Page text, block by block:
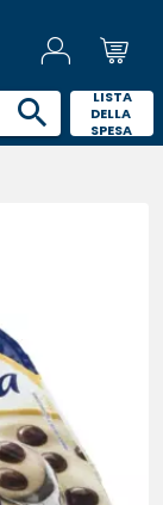
LISTA
DELLA
SPESA